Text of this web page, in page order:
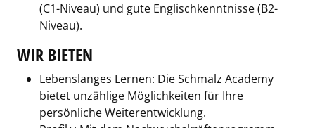
(C1-Niveau) und gute Englischkenntnisse (B2-
Niveau).
WIR BIETEN
Lebenslanges Lernen: Die Schmalz Academy
bietet unzählige Möglichkeiten für Ihre
persönliche Weiterentwicklung.